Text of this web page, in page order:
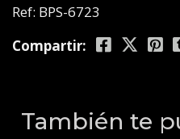
Ref: BPS-6723
Compartir:
También te